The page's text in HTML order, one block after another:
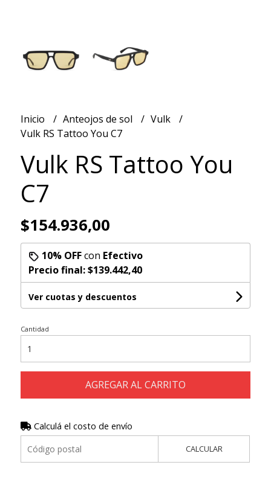
Inicio Anteojos de sol
Vulk
Vulk RS Tattoo You C7
Vulk RS Tattoo You
C7
$154.936,00
10% OFFcon Efectivo
Precio final:$139.442,40
Ver cuotas y descuentos
Cantidad
AGREGAR AL CARRITO
Calculá el costo de envío
CALCULAR